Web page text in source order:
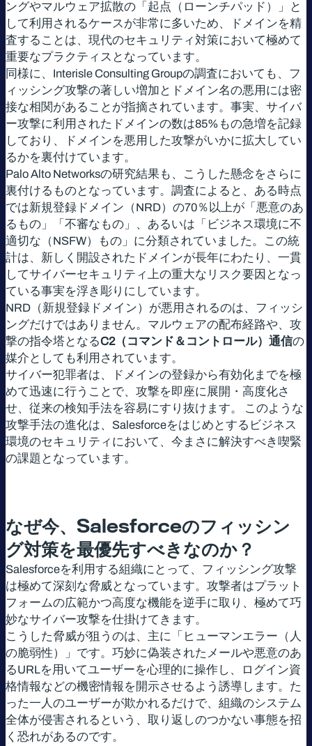
ングやマルウェア拡散の「起点（ローンチパッド）」と
して利用されるケースが非常に多いため、ドメインを精
査することは、現代のセキュリティ対策において極めて
重要なプラクティスとなっています。
同様に、Interisle Consulting Groupの調査においても、フ
ィッシング攻撃の著しい増加とドメイン名の悪用には密
接な相関があることが指摘されています。事実、サイバ
ー攻撃に利用されたドメインの数は85%もの急増を記録
しており、ドメインを悪用した攻撃がいかに拡大してい
るかを裏付けています。
Palo Alto Networksの研究結果も、こうした懸念をさらに
裏付けるものとなっています。調査によると、ある時点
では新規登録ドメイン（NRD）の70％以上が「悪意のあ
るもの」「不審なもの」、あるいは「ビジネス環境に不
適切な（NSFW）もの」に分類されていました。この統
計は、新しく開設されたドメインが長年にわたり、一貫
してサイバーセキュリティ上の重大なリスク要因となっ
ている事実を浮き彫りにしています。
NRD（新規登録ドメイン）が悪用されるのは、フィッシ
ングだけではありません。マルウェアの配布経路や、攻
撃の指令塔となるC2（コマンド＆コントロール）通信の
媒介としても利用されています。
サイバー犯罪者は、ドメインの登録から有効化までを極
めて迅速に行うことで、攻撃を即座に展開・高度化さ
せ、従来の検知手法を容易にすり抜けます。 このような
攻撃手法の進化は、Salesforceをはじめとするビジネス
環境のセキュリティにおいて、今まさに解決すべき喫緊
の課題となっています。
なぜ今、 Salesforceのフィッシン
グ対策を最優先すべきなのか？
Salesforceを利用する組織にとって、フィッシング攻撃
は極めて深刻な脅威となっています。攻撃者はプラット
フォームの広範かつ高度な機能を逆手に取り、極めて巧
妙なサイバー攻撃を仕掛けてきます。
こうした脅威が狙うのは、主に「ヒューマンエラー（人
の脆弱性）」です。巧妙に偽装されたメールや悪意のあ
るURLを用いてユーザーを心理的に操作し、ログイン資
格情報などの機密情報を開示させるよう誘導します。た
った一人のユーザーが欺かれるだけで、組織のシステム
全体が侵害されるという、取り返しのつかない事態を招
く恐れがあるのです。